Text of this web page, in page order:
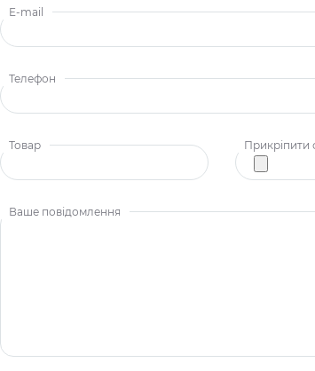
E-mail
Телефон
Товар Прикріпити
Ваше повідомлення